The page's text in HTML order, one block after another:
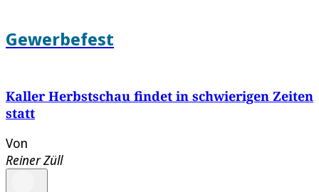
Gewerbefest
Kaller Herbstschau findet in schwierigen Zeiten
statt
Von
Reiner Züll